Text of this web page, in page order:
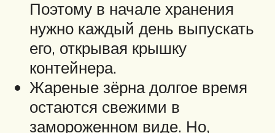
Поэтому в начале хранения
нужно каждый день выпускать
его, открывая крышку
контейнера.
Жареные зёрна долгое время
остаются свежими в
замороженном виде. Но,